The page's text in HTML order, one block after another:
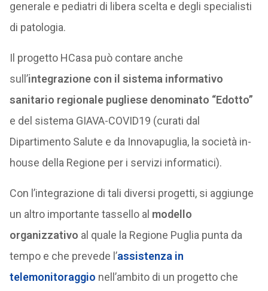
generale e pediatri di libera scelta e degli specialisti
di patologia.
Il progetto HCasa può contare anche
sull’integrazione con il sistema informativo
sanitario regionale pugliese denominato “Edotto”
e del sistema GIAVA-COVID19 (curati dal
Dipartimento Salute e da Innovapuglia, la società in-
house della Regione per i servizi informatici).
Con l’integrazione di tali diversi progetti, si aggiunge
un altro importante tassello al modello
organizzativo al quale la Regione Puglia punta da
tempo e che prevede l’assistenza in
telemonitoraggio nell’ambito di un progetto che